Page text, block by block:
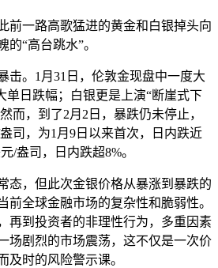
前一路高歌猛进的黄金和白银掉头向
“高台跳水”。
击。1月31日，伦敦金现盘中一度大
单日跌幅；白银更是上演“断崖式下
而，到了2月2日，暴跌仍未停止，
司，为1月9日以来首次，日内跌近
/盎司，日内跌超8%。
态，但此次金银价格从暴涨到暴跌的
前全球金融市场的复杂性和脆弱性。
再到投资者的非理性行为，多重因素
场剧烈的市场震荡，这不仅是一次价
及时的风险警示课。